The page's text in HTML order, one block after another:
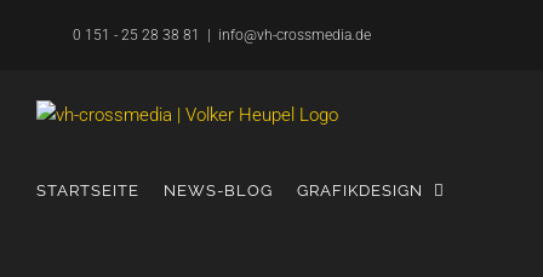
0 151 - 25 28 38 81 info@vh-crossmedia.de
STARTSEITE NEWS-BLOG GRAFIKDESIGN